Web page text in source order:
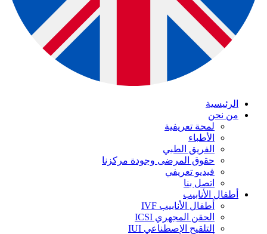
الرئيسية
من نحن
لمحة تعريفية
الأطباء
الفريق الطبي
حقوق المرضى وجودة مركزنا
فيديو تعريفي
اتصل بنا
أطفال الأنابيب
أطفال الأنابيب IVF
الحقن المجهري ICSI
التلقيح الإصطناعي IUI